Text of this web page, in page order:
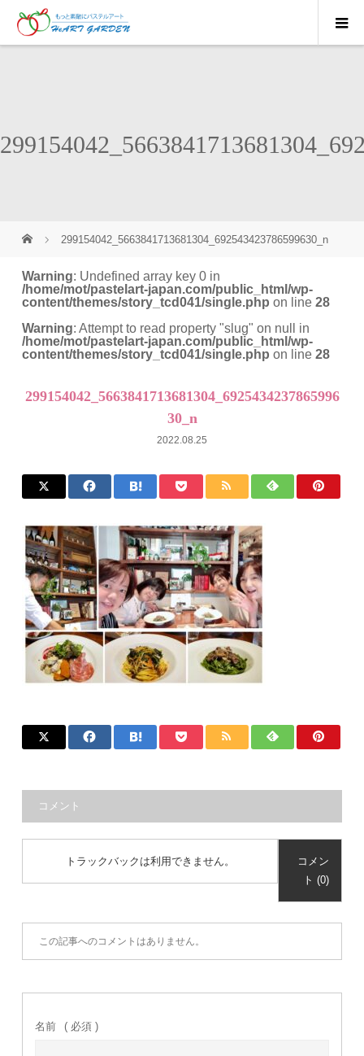
299154042_5663841713681304_692543423786599630_n
Warning: Undefined array key 0 in
/home/mot/pastelart-japan.com/public_html/wp-
content/themes/story_tcd041/single.php on line28
Warning: Attempt to read property "slug" on null in
/home/mot/pastelart-japan.com/public_html/wp-
content/themes/story_tcd041/single.php on line28
299154042_5663841713681304_6925434237865996
30_n
2022.08.25
コメント
トラックバックは利用できません。
コメン
ト (0)
この記事へのコメントはありません。
名前 ( 必須 )